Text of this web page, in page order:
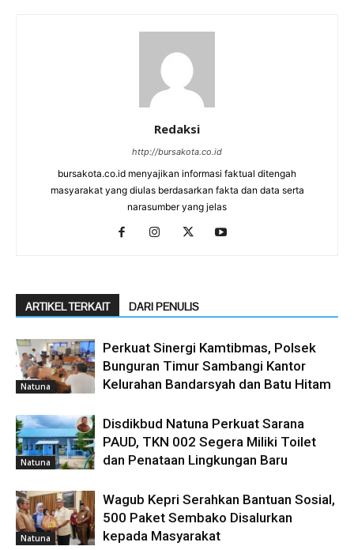
Redaksi
http://bursakota.co.id
bursakota.co.id menyajikan informasi faktual ditengah
masyarakat yang diulas berdasarkan fakta dan data serta
narasumber yang jelas
ARTIKEL TERKAIT DARI PENULIS
Natuna
Perkuat Sinergi Kamtibmas, Polsek
Bunguran Timur Sambangi Kantor
Kelurahan Bandarsyah dan Batu Hitam
Natuna
Disdikbud Natuna Perkuat Sarana
PAUD, TKN 002 Segera Miliki Toilet
dan Penataan Lingkungan Baru
Natuna
Wagub Kepri Serahkan Bantuan Sosial,
500 Paket Sembako Disalurkan
kepada Masyarakat